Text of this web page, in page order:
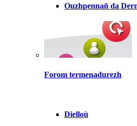
Ouzhpennañ da
Forom termenadurezh
Dielloù